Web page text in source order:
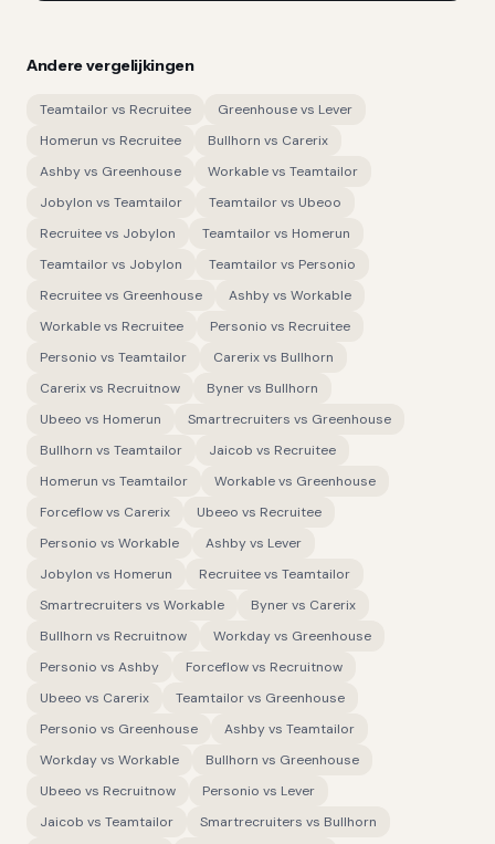
Andere vergelijkingen
Teamtailorvs Recruitee Greenhousevs Lever
Homerun vs Recruitee Bullhorn vs Carerix
Ashbyvs Greenhouse Workablevs Teamtailor
Jobylon vs Teamtailor Teamtailorvs Ubeoo
Recruiteevs Jobylon Teamtailorvs Homerun
Teamtailorvs Jobylon Teamtailorvs Personio
Recruiteevs Greenhouse Ashbyvs Workable
Workablevs Recruitee Personio vs Recruitee
Personio vs Teamtailor Carerixvs Bullhorn
Carerixvs Recruitnow Bynervs Bullhorn
Ubeeo vs Homerun Smartrecruiters vs Greenhouse
Bullhorn vs Teamtailor Jaicob vs Recruitee
Homerun vs Teamtailor Workablevs Greenhouse
Forceflowvs Carerix Ubeeo vs Recruitee
Personio vs Workable Ashbyvs Lever
Jobylon vs Homerun Recruiteevs Teamtailor
Smartrecruiters vs Workable Bynervs Carerix
Bullhorn vs Recruitnow Workdayvs Greenhouse
Personio vs Ashby Forceflowvs Recruitnow
Ubeeo vs Carerix Teamtailorvs Greenhouse
Personio vs Greenhouse Ashbyvs Teamtailor
Workdayvs Workable Bullhorn vs Greenhouse
Ubeeo vs Recruitnow Personio vs Lever
Jaicob vs Teamtailor Smartrecruiters vs Bullhorn